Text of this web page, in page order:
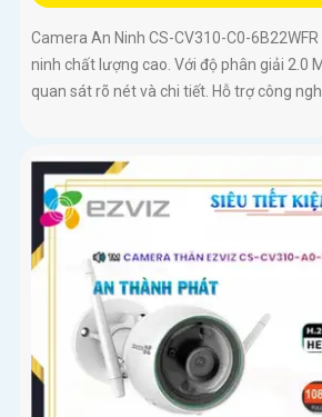
Camera An Ninh CS-CV310-C0-
ninh chất lượng cao. Với độ phân giải 2.0
quan sát rõ nét và chi tiết. Hỗ trợ công